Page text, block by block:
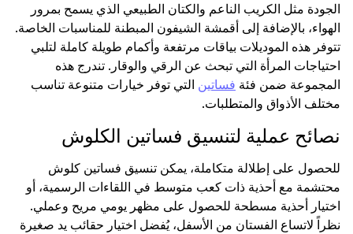
الجودة مثل الكريب الناعم والكتان الطبيعي الذي يسمح بمرور
الهواء، بالإضافة إلى أقمشة الشيفون المبطنة للمناسبات الخاصة.
تتوفر هذه الموديلات بياقات مرتفعة وأكمام طويلة كاملة لتلبي
احتياجات المرأة التي تبحث عن الرقي والوقار. تندرج هذه
المجموعة ضمن فئة فساتين التي توفر خيارات متنوعة تناسب
مختلف الأذواق والمتطلبات.
نصائح عملية لتنسيق فساتين الكلوش
للحصول على إطلالة متكاملة، يمكن تنسيق فساتين كلوش
محتشمة مع أحذية ذات كعب متوسط في اللقاءات الرسمية، أو
اختيار أحذية مسطحة للحصول على مظهر يومي مريح وعملي.
نظراً لاتساع الفستان من الأسفل، يُفضل اختيار حقائب يد صغيرة